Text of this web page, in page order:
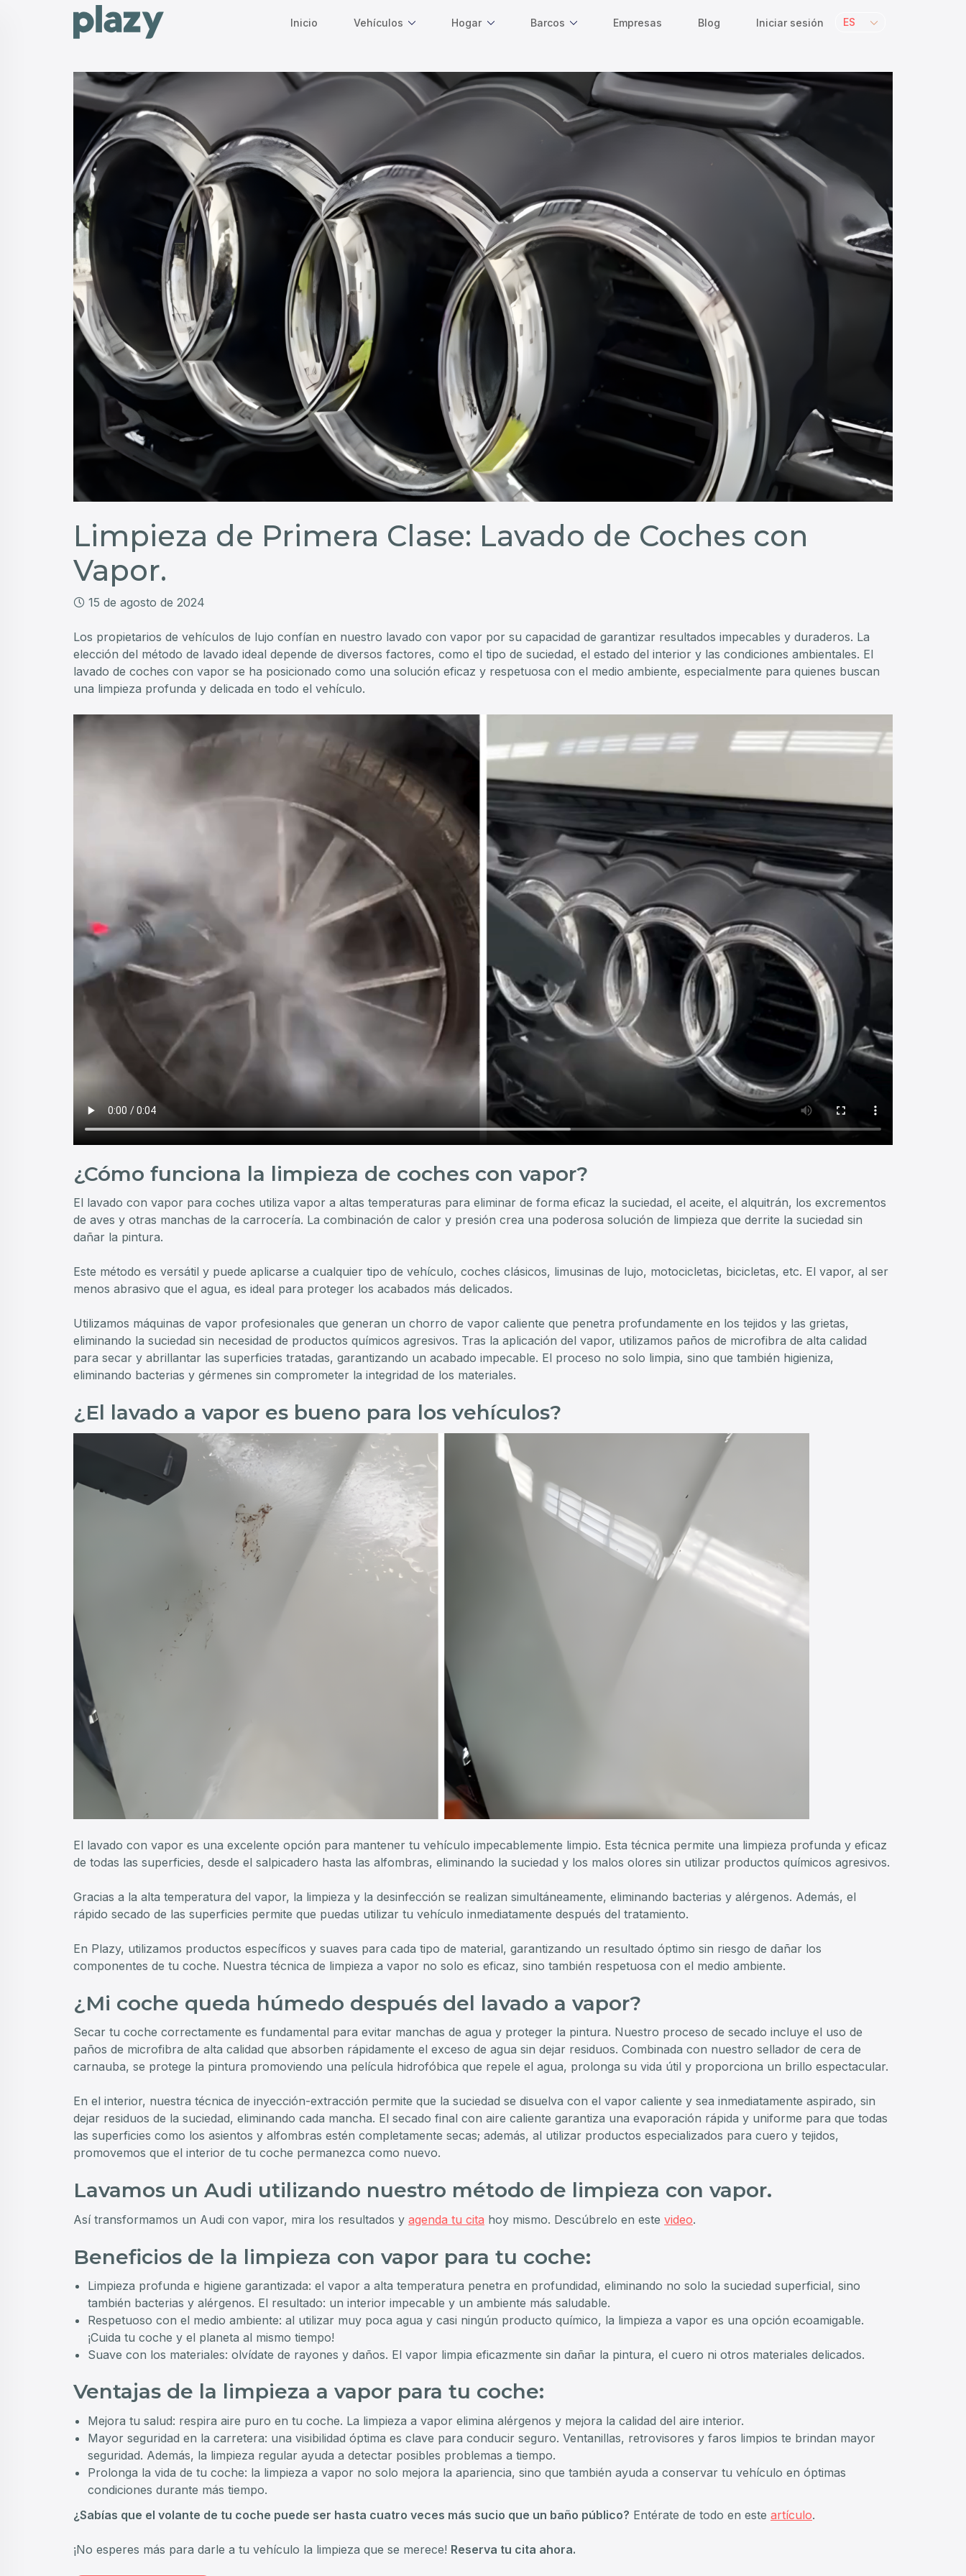
Inicio Vehículos Hogar Barcos Empresas Blog Iniciar sesión ES
Limpieza de Primera Clase: Lavado de Coches con
Vapor.
15 de agosto de 2024
Los propietarios de vehículos de lujo confían en nuestro lavado con vapor por su capacidad de garantizar resultados impecables y duraderos. La
elección del método de lavado ideal depende de diversos factores, como el tipo de suciedad, el estado del interior y las condiciones ambientales. El
lavado de coches con vapor se ha posicionado como una solución eficaz y respetuosa con el medio ambiente, especialmente para quienes buscan
una limpieza profunda y delicada en todo el vehículo.
¿Cómo funciona la limpieza de coches con vapor?
El lavado con vapor para coches utiliza vapor a altas temperaturas para eliminar de forma eficaz la suciedad, el aceite, el alquitrán, los excrementos
de aves y otras manchas de la carrocería. La combinación de calor y presión crea una poderosa solución de limpieza que derrite la suciedad sin
dañar la pintura.
Este método es versátil y puede aplicarse a cualquier tipo de vehículo, coches clásicos, limusinas de lujo, motocicletas, bicicletas, etc. El vapor, al ser
menos abrasivo que el agua, es ideal para proteger los acabados más delicados.
Utilizamos máquinas de vapor profesionales que generan un chorro de vapor caliente que penetra profundamente en los tejidos y las grietas,
eliminando la suciedad sin necesidad de productos químicos agresivos. Tras la aplicación del vapor, utilizamos paños de microfibra de alta calidad
para secar y abrillantar las superficies tratadas, garantizando un acabado impecable. El proceso no solo limpia, sino que también higieniza,
eliminando bacterias y gérmenes sin comprometer la integridad de los materiales.
¿El lavado a vapor es bueno para los vehículos?
El lavado con vapor es una excelente opción para mantener tu vehículo impecablemente limpio. Esta técnica permite una limpieza profunda y eficaz
de todas las superficies, desde el salpicadero hasta las alfombras, eliminando la suciedad y los malos olores sin utilizar productos químicos agresivos.
Gracias a la alta temperatura del vapor, la limpieza y la desinfección se realizan simultáneamente, eliminando bacterias y alérgenos. Además, el
rápido secado de las superficies permite que puedas utilizar tu vehículo inmediatamente después del tratamiento.
En Plazy, utilizamos productos específicos y suaves para cada tipo de material, garantizando un resultado óptimo sin riesgo de dañar los
componentes de tu coche. Nuestra técnica de limpieza a vapor no solo es eficaz, sino también respetuosa con el medio ambiente.
¿Mi coche queda húmedo después del lavado a vapor?
Secar tu coche correctamente es fundamental para evitar manchas de agua y proteger la pintura. Nuestro proceso de secado incluye el uso de
paños de microfibra de alta calidad que absorben rápidamente el exceso de agua sin dejar residuos. Combinada con nuestro sellador de cera de
carnauba, se protege la pintura promoviendo una película hidrofóbica que repele el agua, prolonga su vida útil y proporciona un brillo espectacular.
En el interior, nuestra técnica de inyección-extracción permite que la suciedad se disuelva con el vapor caliente y sea inmediatamente aspirado, sin
dejar residuos de la suciedad, eliminando cada mancha. El secado final con aire caliente garantiza una evaporación rápida y uniforme para que todas
las superficies como los asientos y alfombras estén completamente secas; además, al utilizar productos especializados para cuero y tejidos,
promovemos que el interior de tu coche permanezca como nuevo.
Lavamos un Audi utilizando nuestro método de limpieza con vapor.
Así transformamos un Audi con vapor, mira los resultados y agenda tu cita hoy mismo. Descúbrelo en este video.
Beneficios de la limpieza con vapor para tu coche:
Limpieza profunda e higiene garantizada: el vapor a alta temperatura penetra en profundidad, eliminando no solo la suciedad superficial, sino
también bacterias y alérgenos. El resultado: un interior impecable y un ambiente más saludable.
Respetuoso con el medio ambiente: al utilizar muy poca agua y casi ningún producto químico, la limpieza a vapor es una opción ecoamigable.
¡Cuida tu coche y el planeta al mismo tiempo!
Suave con los materiales: olvídate de rayones y daños. El vapor limpia eficazmente sin dañar la pintura, el cuero ni otros materiales delicados.
Ventajas de la limpieza a vapor para tu coche:
Mejora tu salud: respira aire puro en tu coche. La limpieza a vapor elimina alérgenos y mejora la calidad del aire interior.
Mayor seguridad en la carretera: una visibilidad óptima es clave para conducir seguro. Ventanillas, retrovisores y faros limpios te brindan mayor
seguridad. Además, la limpieza regular ayuda a detectar posibles problemas a tiempo.
Prolonga la vida de tu coche: la limpieza a vapor no solo mejora la apariencia, sino que también ayuda a conservar tu vehículo en óptimas
condiciones durante más tiempo.
¿Sabías que el volante de tu coche puede ser hasta cuatro veces más sucio que un baño público? Entérate de todo en este artículo.
¡No esperes más para darle a tu vehículo la limpieza que se merece! Reserva tu cita ahora.